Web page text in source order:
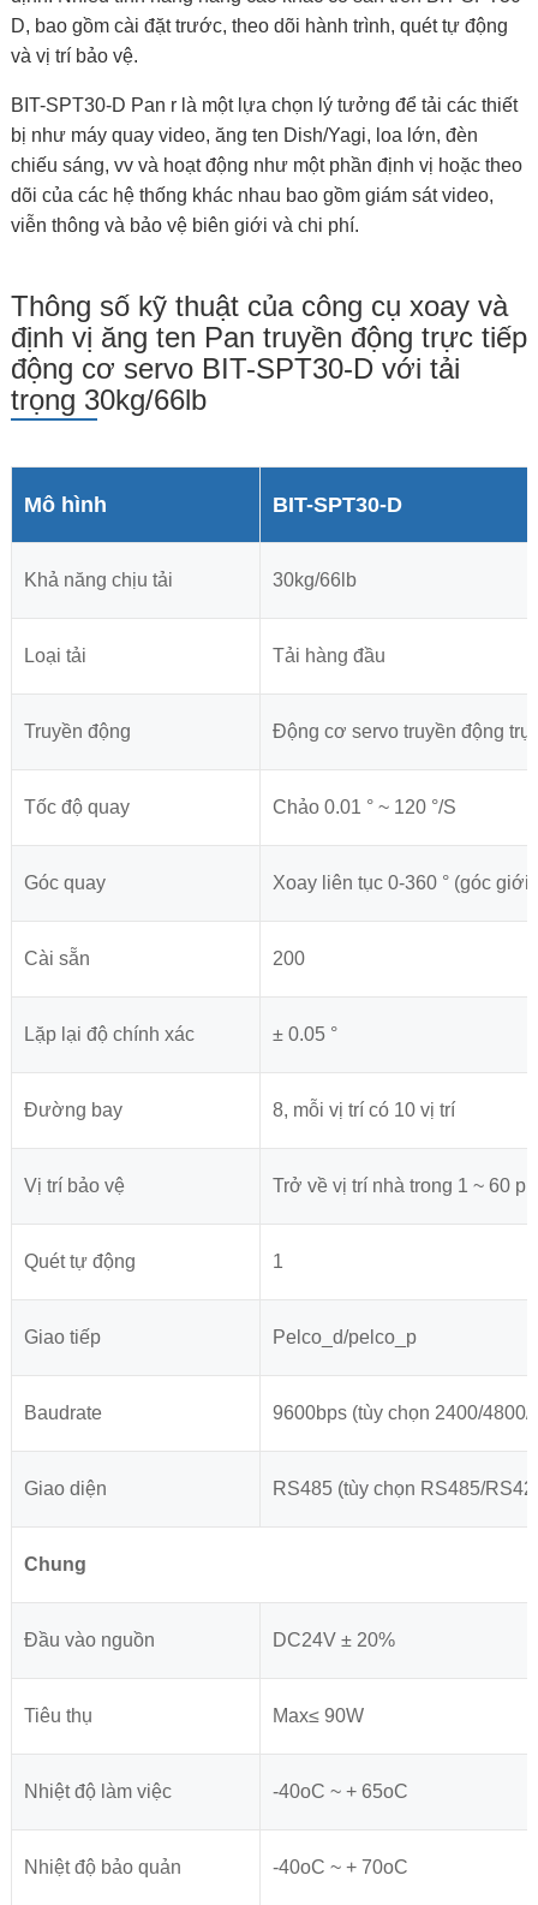
D, bao gồm cài đặt trước, theo dõi hành trình, quét tự động
và vị trí bảo vệ.
BIT-SPT30-D Pan r là một lựa chọn lý tưởng để tải các thiết
bị như máy quay video, ăng ten Dish/Yagi, loa lớn, đèn
chiếu sáng, vv và hoạt động như một phần định vị hoặc theo
dõi của các hệ thống khác nhau bao gồm giám sát video,
viễn thông và bảo vệ biên giới và chi phí.
Thông số kỹ thuật của công cụ xoay và
định vị ăng ten Pan truyền động trực tiếp
động cơ servo BIT-SPT30-D với tải
trọng 30kg/66lb
Mô hình BIT-SPT30-D
Khả năng chịu tải 30kg/66lb
Loại tải Tải hàng đầu
Truyền động Động cơ servo truyền động
Tốc độ quay Chảo 0.01 ° ~ 120 °/S
Góc quay Xoay liên tục 0-360 ° (góc giới
Cài sẵn 200
Lặp lại độ chính xác ± 0.05 °
Đường bay 8, mỗi vị trí có 10 vị trí
Vị trí bảo vệ Trở về vị trí nhà trong 1 ~ 60
Quét tự động 1
Giao tiếp Pelco_d/pelco_p
Baudrate 9600bps (tùy chọn 2400/4800/
Giao diện RS485 (tùy chọn RS485/
Chung
Đầu vào nguồn DC24V ± 20%
Tiêu thụ Max≤ 90W
Nhiệt độ làm việc -40oC ~ + 65oC
Nhiệt độ bảo quản -40oC ~ + 70oC